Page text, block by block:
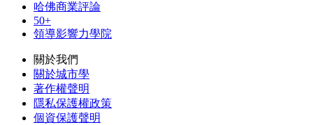
哈佛商業評論
50+
領導影響力學院
關於我們
關於城市學
著作權聲明
隱私保護權政策
個資保護聲明